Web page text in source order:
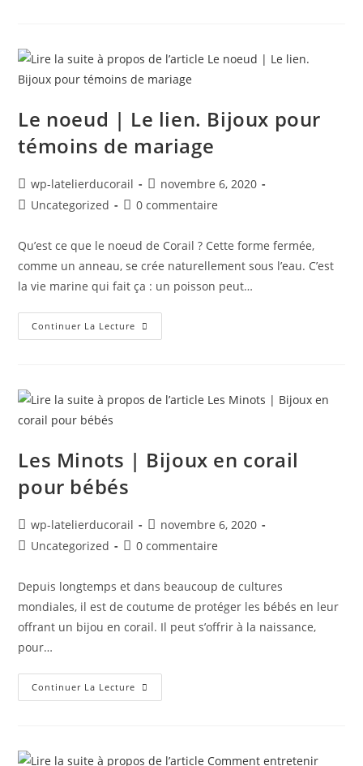
Le noeud | Le lien. Bijoux pour
témoins de mariage
wp-latelierducorail
novembre 6, 2020
Uncategorized
0 commentaire
Qu’est ce que le noeud de Corail ? Cette forme fermée,
comme un anneau, se crée naturellement sous l’eau. C’est
la vie marine qui fait ça : un poisson peut…
Continuer La Lecture
Les Minots | Bijoux en corail
pour bébés
wp-latelierducorail
novembre 6, 2020
Uncategorized
0 commentaire
Depuis longtemps et dans beaucoup de cultures
mondiales, il est de coutume de protéger les bébés en leur
offrant un bijou en corail. Il peut s’offrir à la naissance,
pour…
Continuer La Lecture